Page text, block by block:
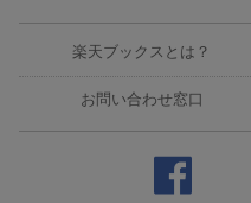
楽天ブックスとは？
お問い合わせ窓口